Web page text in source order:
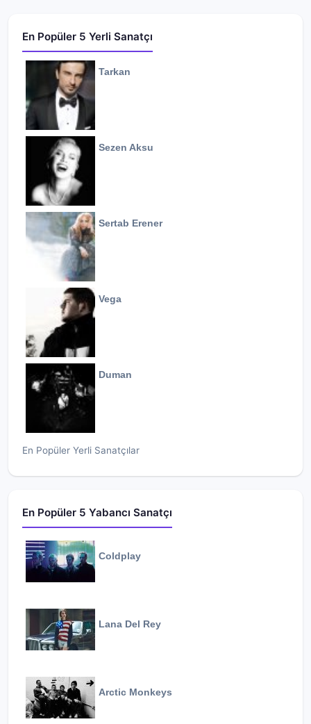
En Popüler 5 Yerli Sanatçı
Tarkan
Sezen Aksu
Sertab Erener
Vega
Duman
En Popüler Yerli Sanatçılar
En Popüler 5 Yabancı Sanatçı
Coldplay
Lana Del Rey
Arctic Monkeys